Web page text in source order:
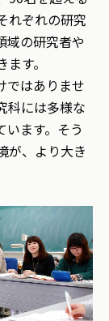
れぞれの研究
域の研究者や
す。
ではありませ
科には多様な
ます。そう
が、より大き